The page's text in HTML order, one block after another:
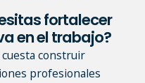
fortalecer
en el trabajo?
construir
profesionales